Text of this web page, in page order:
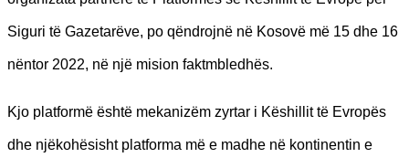
Siguri të Gazetarëve, po qëndrojnë në Kosovë më 15 dhe 16
nëntor 2022, në një mision faktmbledhës.
Kjo platformë është mekanizëm zyrtar i Këshillit të Evropës
dhe njëkohësisht platforma më e madhe në kontinentin e